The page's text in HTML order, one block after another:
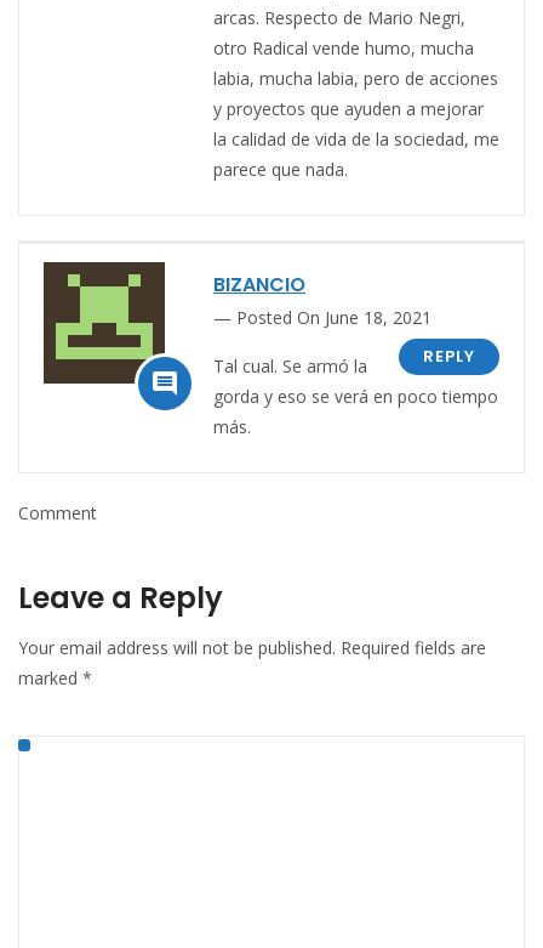
arcas. Respecto de Mario Negri,
otro Radical vende humo, mucha
labia, mucha labia, pero de acciones
y proyectos que ayuden a mejorar
la calidad de vida de la sociedad, me
parece que nada.

BIZANCIO
Posted On June 18, 2021
REPLY
Tal cual. Se armó la
gorda y eso se verá en poco tiempo
más.
Comment
Leave a Reply
Your email address will not be published. Required fields are
marked *